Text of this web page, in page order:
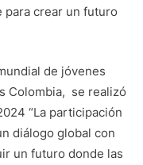
para crear un futuro
de jóvenes
Colombia, se realizó
“La participación
diálogo global con
un futuro donde las